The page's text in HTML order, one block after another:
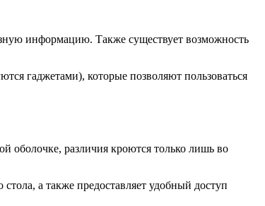
информацию. Также существует возможность
гаджетами), которые позволяют пользоваться
оболочке, различия кроются только лишь во
а также предоставляет удобный доступ